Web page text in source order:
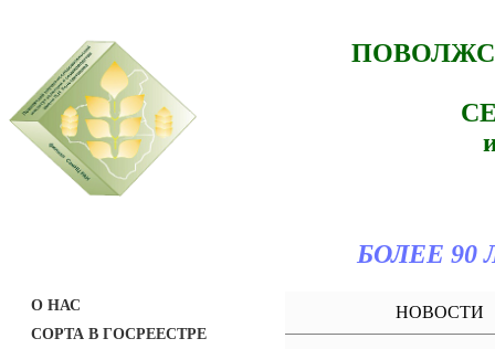
БОЛЕЕ
О НАС
СОРТА В ГОСРЕЕСТРЕ
НОВОСТИ